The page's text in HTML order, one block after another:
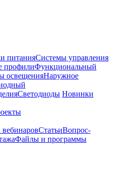
питанияСистемы управления
профилиФункциональный
освещенияНаружное
Светодиоды Новинки
СтатьиВопрос-
Файлы и программы